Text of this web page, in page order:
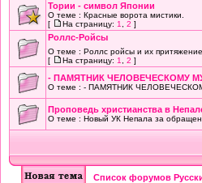
Тории - символ Японии
О теме : Красные ворота мистики.
[
На страницу: 1 2 ]
Роллс-Ройсы
О теме : Роллс ройсы и их
[
На страницу: 1 2 ]
- ПАМЯТНИК ЧЕЛОВЕЧЕСКОМУ
О теме : - ПАМЯТНИК
Проповедь христианства в
О теме : Новый УК Непала за
Список форумов